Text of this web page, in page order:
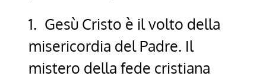
1. Gesù Cristo è il volto della
misericordia del Padre. Il
mistero della fede cristiana